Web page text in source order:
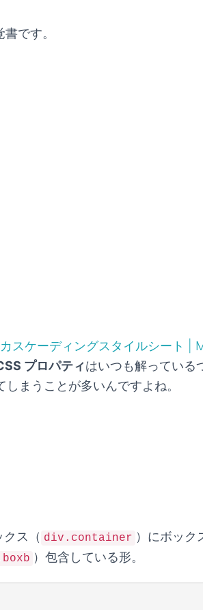
です。
スケーディングスタイルシート |
プロパティはいつも解っている
まうことが多いんですよね。
ス（ div.container ）にボック
）包含している形。